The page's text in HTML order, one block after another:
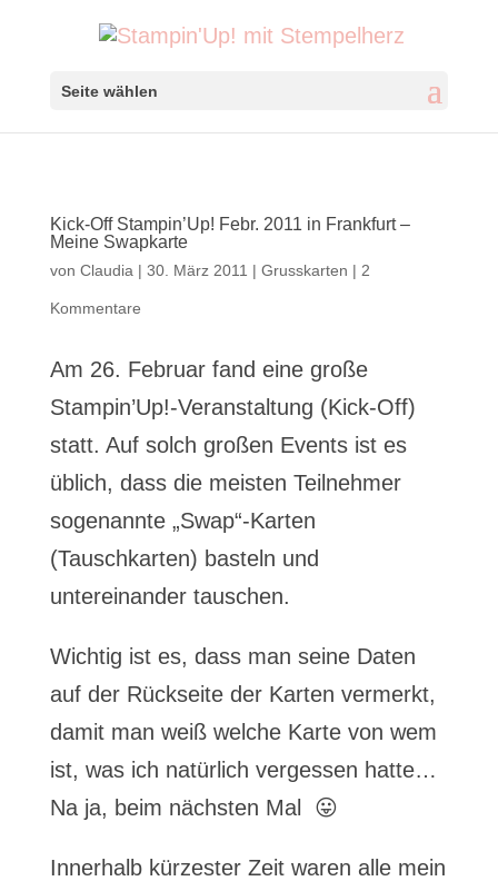
Seite wählen
Kick-Off Stampin’Up! Febr. 2011 in Frankfurt –
Meine Swapkarte
von Claudia | 30. März 2011 | Grusskarten | 2
Kommentare
Am 26. Februar fand eine große
Stampin’Up!-Veranstaltung (Kick-Off)
statt. Auf solch großen Events ist es
üblich, dass die meisten Teilnehmer
sogenannte „Swap“-Karten
(Tauschkarten) basteln und
untereinander tauschen.
Wichtig ist es, dass man seine Daten
auf der Rückseite der Karten vermerkt,
damit man weiß welche Karte von wem
ist, was ich natürlich vergessen hatte…
Na ja, beim nächsten Mal 😛
Innerhalb kürzester Zeit waren alle mein